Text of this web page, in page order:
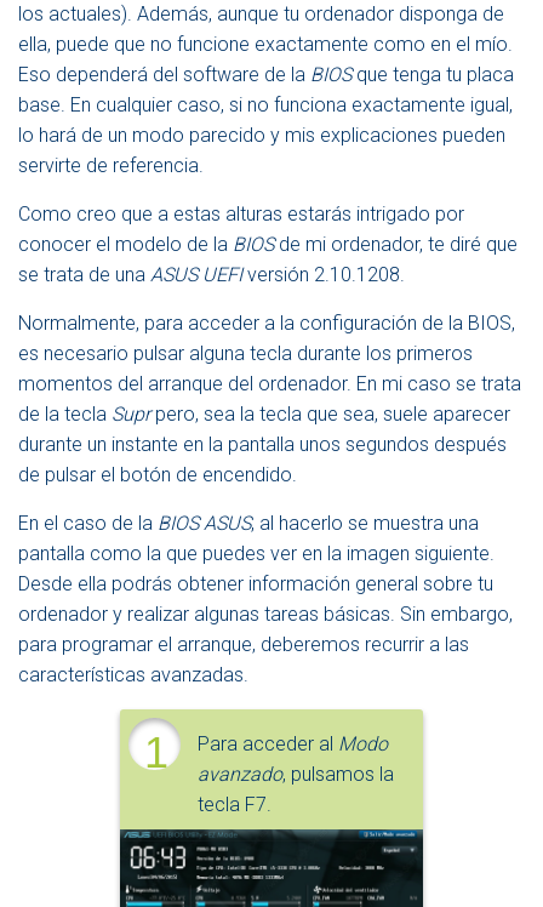
los actuales). Además, aunque tu ordenador disponga de
ella, puede que no funcione exactamente como en el mío.
Eso dependerá del software de la BIOSque tenga tu placa
base. En cualquier caso, si no funciona exactamente igual,
lo hará de un modo parecido y mis explicaciones pueden
servirte de referencia.
Como creo que a estas alturas estarás intrigado por
conocer el modelo de la BIOSde mi ordenador, te diré que
se trata de una ASUS UEFIversión 2.10.1208.
Normalmente, para acceder a la configuración de la BIOS,
es necesario pulsar alguna tecla durante los primeros
momentos del arranque del ordenador. En mi caso se trata
de la tecla Suprpero, sea la tecla que sea, suele aparecer
durante un instante en la pantalla unos segundos después
de pulsar el botón de encendido.
En el caso de la BIOS ASUS, al hacerlo se muestra una
pantalla como la que puedes ver en la imagen siguiente.
Desde ella podrás obtener información general sobre tu
ordenador y realizar algunas tareas básicas. Sin embargo,
para programar el arranque, deberemos recurrir a las
características avanzadas.
1 Para acceder al Modo
avanzado, pulsamos la
tecla F7.